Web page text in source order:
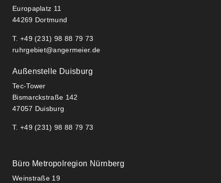
Europaplatz 11
44269 Dortmund
T. +49 (231) 98 88 79 73
ruhrgebiet@angermeier.de
Außenstelle Duisburg
Tec-Tower
Bismarckstraße 142
47057 Duisburg
T. +49 (231) 98 88 79 73
Büro Metropolregion Nürnberg
Weinstraße 19